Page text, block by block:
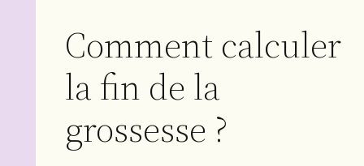
Comment calculer
la fin de la
grossesse ?